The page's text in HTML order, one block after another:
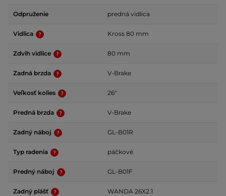
Odpruženie predná vidlica
Vidlica Kross 80 mm
Zdvih vidlice 80 mm
Zadná brzda V-Brake
Veľkosť kolies 26"
Predná brzda V-Brake
Zadný náboj GL-B01R
Typ radenia páčkové
Predný náboj GL-B01F
Zadný plášť WANDA 26X2.1